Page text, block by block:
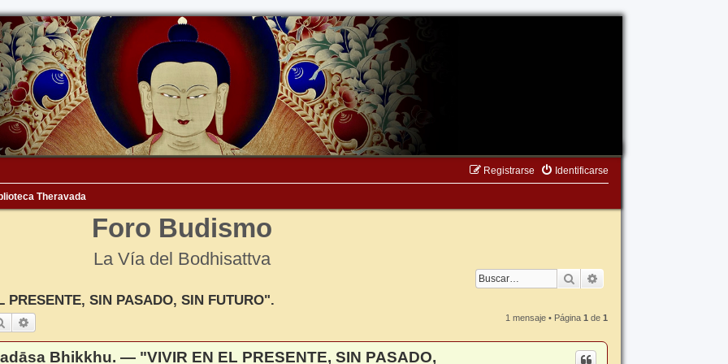
Identificarse
Registrarse
Theravada
Foro Budismo
La Vía del Bodhisattva
Buscar
SIN PASADO, SIN FUTURO".
Buscar
1 mensaje • Página1 de1
Bhikkhu. — "VIVIR EN EL PRESENTE, SIN PASADO,